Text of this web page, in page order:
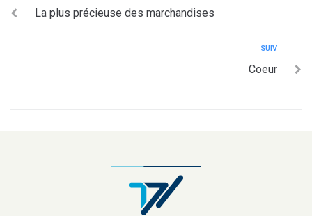
La plus précieuse des marchandises
SUIV
Coeur